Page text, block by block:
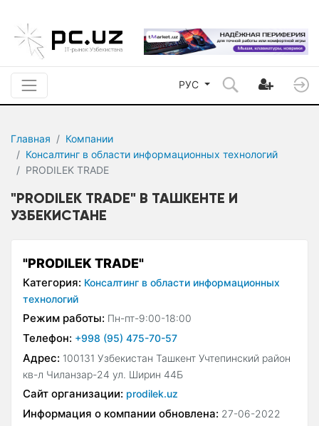
РУС
Главная
Компании
Консалтинг в области информационных технологий
PRODILEK TRADE
"PRODILEK TRADE" В ТАШКЕНТЕ И
УЗБЕКИСТАНЕ
"PRODILEK TRADE"
Категория: Консалтинг в области информационных
технологий
Режим работы: Пн-пт-9:00-18:00
Телефон: +998 (95) 475-70-57
Адрес: 100131 Узбекистан Ташкент Учтепинский район
кв-л Чиланзар-24 ул. Ширин 44Б
Сайт организации: prodilek.uz
Информация о компании обновлена: 27-06-2022